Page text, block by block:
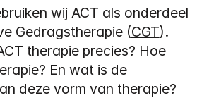
wij ACT als onderdeel
Gedragstherapie (CGT).
therapie precies? Hoe
En wat is de
deze vorm van therapie?